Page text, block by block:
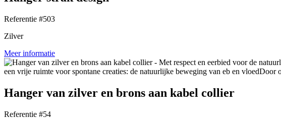
Referentie #503
Zilver
Meer informatie
Hanger van zilver en brons aan kabel collier
Referentie #54